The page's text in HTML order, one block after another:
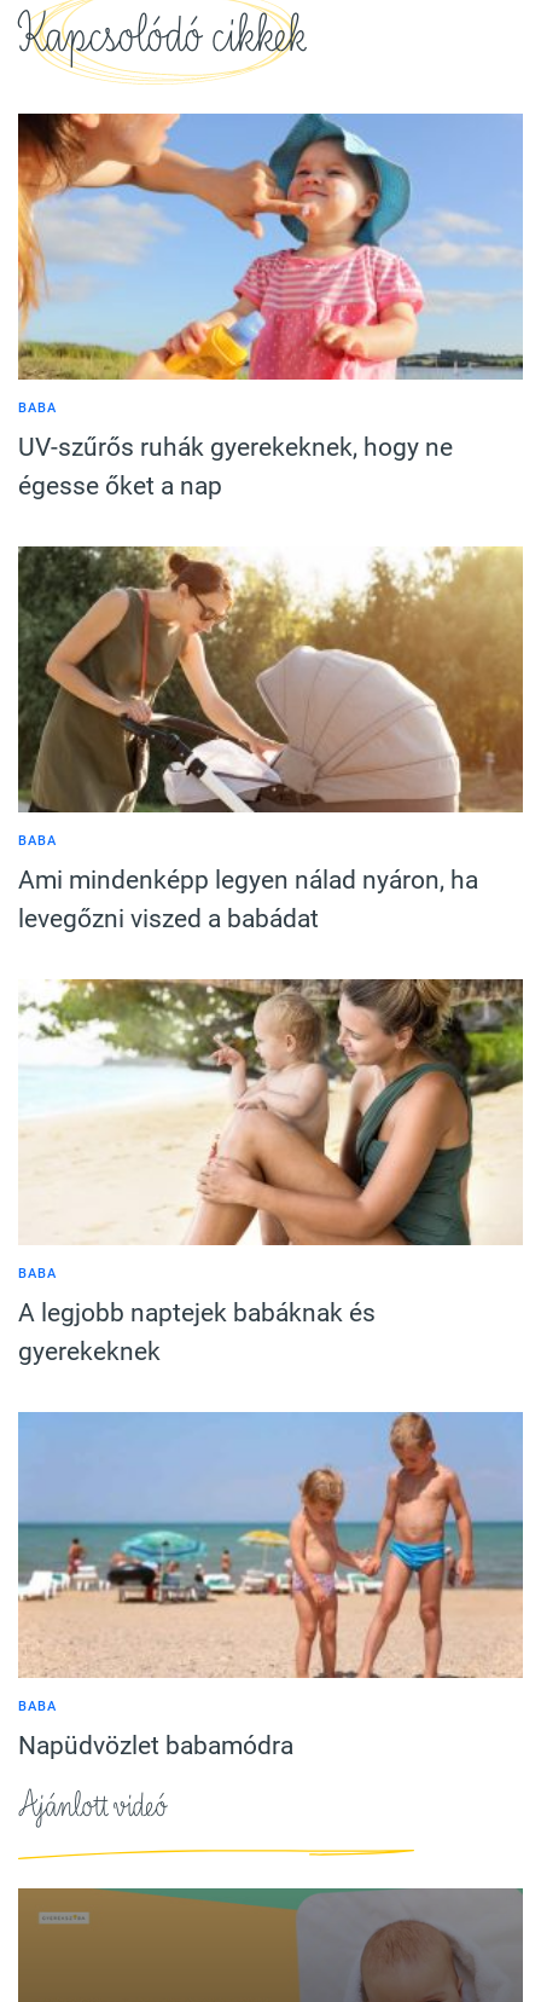
Kapcsolódó cikkek
BABA
UV-szűrős ruhák gyerekeknek, hogy ne
égesse őket a nap
BABA
Ami mindenképp legyen nálad nyáron, ha
levegőzni viszed a babádat
BABA
A legjobb naptejek babáknak és
gyerekeknek
BABA
Napüdvözlet babamódra
Ajánlott videó